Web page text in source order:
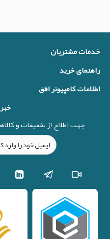
خدمات مشتریان
راهنمای خرید
اطلاعات کامپیوتر افق
جهت اطلاع از تخفیفات و